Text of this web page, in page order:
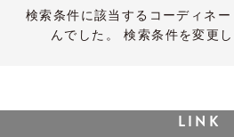
検索条件に該当するコーディネ
んでした。 検索条件を変更し
LINK